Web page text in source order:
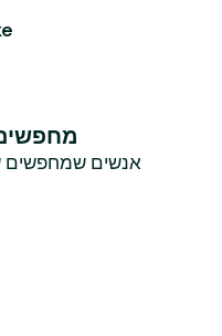
אנשים שמחפשים